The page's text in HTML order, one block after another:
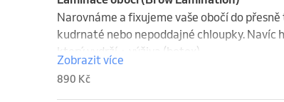
Narovnáme a fixujeme vaše obočí do
kudrnaté nebo nepoddajné chloupky. Navíc
který vydrží + výživa (botox).
Zobrazit více
890 Kč